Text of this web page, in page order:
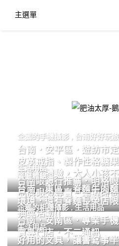
主選單
企鵝的手機攝影 台南好好玩
台南．安平區．遊訪市
皮革戒指、製作性格糖
的手作體驗，大人小孩
生活用品
台南眼鏡行推薦．明格
品牌眼鏡專賣．掌握時
餐廳體驗
台南．東區．眷麵牛肉
環境．還有眷麵長榮店
抽獎活動!!
企鵝的相機攝影,生活用品
台南．安南區．專業手
賣專門店．不二通訊
生活用品
好用的文具，讓書寫事